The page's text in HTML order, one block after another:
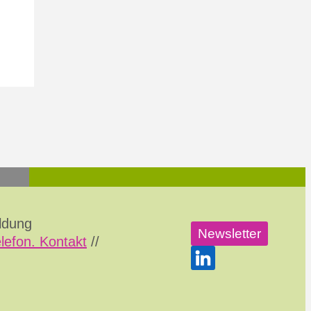
Kontakt //
Newsletter